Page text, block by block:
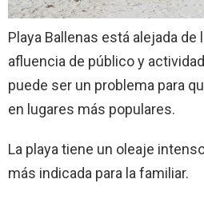
Playa Ballenas está alejada
afluencia de público y
puede ser un problema para
en lugares más populares.
La playa tiene un oleaje
más indicada para la familiar.